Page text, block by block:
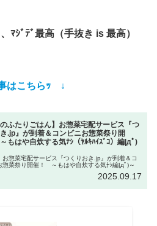
ﾏｼﾞﾃﾞ最高（手抜き is 最高）
はこちらｯ ↓
のふたりごはん】お惣菜宅配サービス『つ
.jp』が到着＆コンビニお惣菜祭り開
もはや自炊する気ﾅｼ（ﾔﾙｷﾊｲｽﾞｺ）編|дﾟ)
お惣菜宅配サービス『つくりおき.jp』が到着＆コ
惣菜祭り開催！ ～もはや自炊する気ﾅｼ編|дﾟ)～
2025.09.17